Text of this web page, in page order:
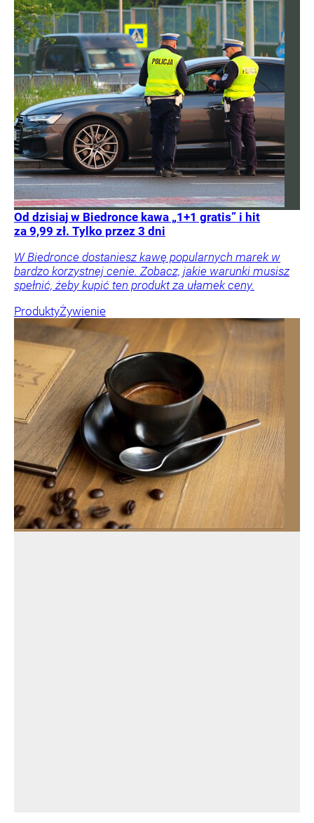
Od dzisiaj w Biedronce kawa „1+1 gratis” i hit
za 9,99 zł. Tylko przez 3 dni
W Biedronce dostaniesz kawę popularnych marek w
bardzo korzystnej cenie. Zobacz, jakie warunki musisz
spełnić, żeby kupić ten produkt za ułamek ceny.
ProduktyŻywienie